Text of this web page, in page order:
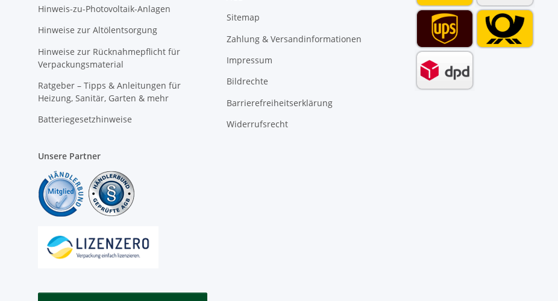
Hinweis-zu-Photovoltaik-Anlagen
Hinweise zur Altölentsorgung
Hinweise zur Rücknahmepflicht für
Verpackungsmaterial
Ratgeber – Tipps & Anleitungen für
Heizung, Sanitär, Garten & mehr
Batteriegesetzhinweise
Sitemap
Zahlung & Versandinformationen
Impressum
Bildrechte
Barrierefreiheitserklärung
Widerrufsrecht
Unsere Partner